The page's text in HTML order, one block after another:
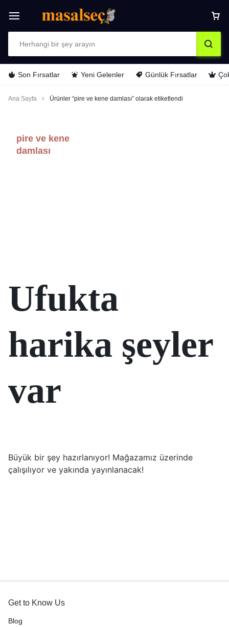
Son Fırsatlar Yeni Gelenler Günlük Fırsatlar
Ana Sayfa Ürünler “pire ve kene damlası” olarak etiketlendi
pire ve kene
damlası
Ufukta
harika şeyler
var
Büyük bir şey hazırlanıyor! Mağazamız üzerinde
çalışılıyor ve yakında yayınlanacak!
Get to Know Us
Blog